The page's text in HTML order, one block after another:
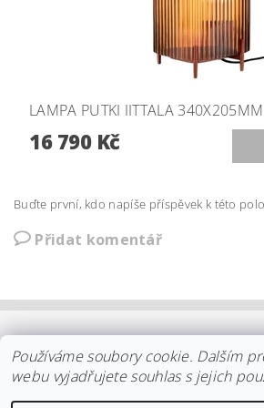
LAMPA PUTKI IITTALA
16 790 Kč
Buďte první, kdo napíše příspěvek k této
Přidat komentář
| KOLEKCE STELTON |
REKLAMACE/ODSTOUPENÍ | VŠE O
KONTAKT
Používáme soubory cookie. Dalším
webu vyjadřujete souhlas s jejich